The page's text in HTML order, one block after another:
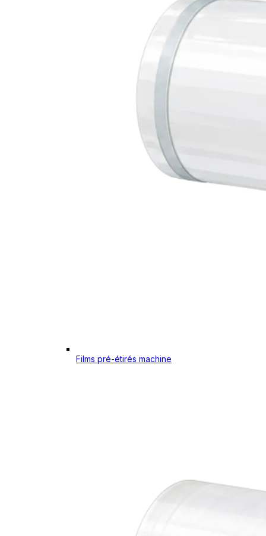
Films pré-étirés machine